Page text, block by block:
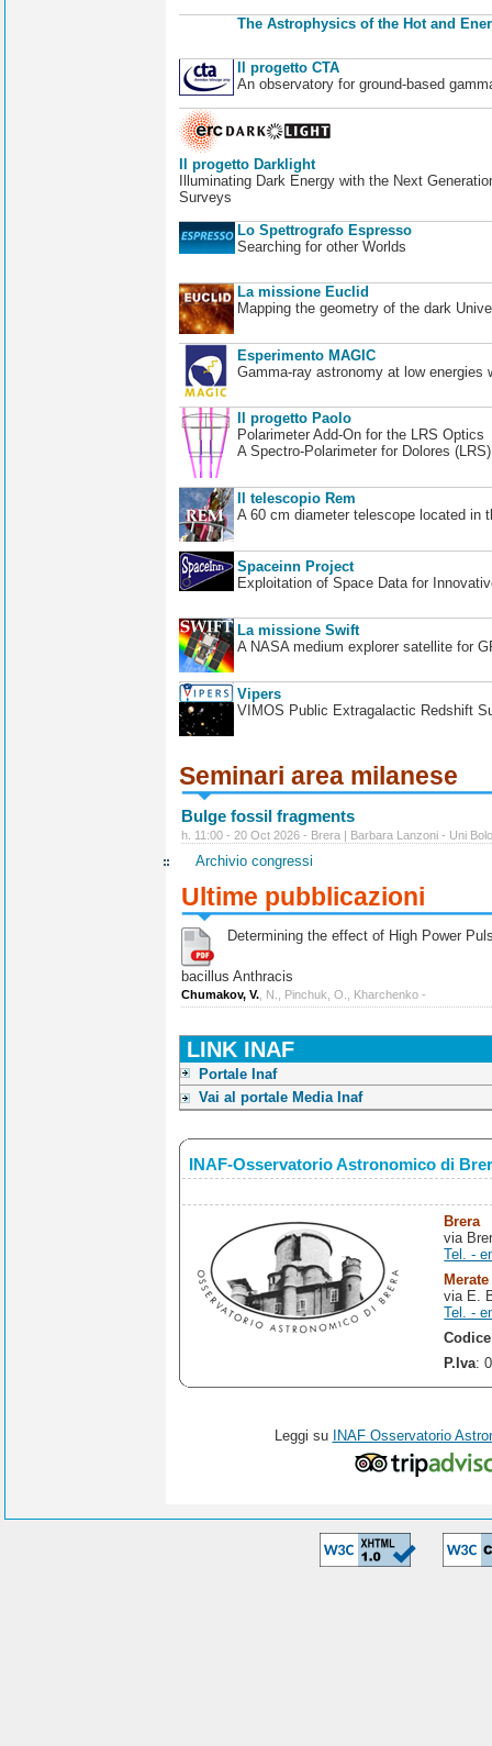
The Astrophysics of the Hot and
Il progetto CTA
An observatory for ground-based
Il progetto Darklight
Illuminating Dark Energy with the Next
Surveys
Lo Spettrografo Espresso
Searching for other Worlds
La missione Euclid
Mapping the geometry of the dark
Esperimento MAGIC
Gamma-ray astronomy at low energies
Il progetto Paolo
Polarimeter Add-On for the LRS Optics
A Spectro-Polarimeter for Dolores
Il telescopio Rem
A 60 cm diameter telescope located in
Spaceinn Project
Exploitation of Space Data for
La missione Swift
A NASA medium explorer satellite for
Vipers
VIMOS Public Extragalactic Redshift
Seminari area milanese
Bulge fossil fragments
h. 11:00 - 20 Oct 2026 - Brera | Barbara Lanzoni - Uni
Archivio congressi
Ultime pubblicazioni
Determining the effect of High Power
bacillus Anthracis
Chumakov, V. , N., Pinchuk, O., Kharchenko -
LINK INAF
Portale Inaf
Vai al portale Media Inaf
INAF-Osservatorio Astronomico di
Brera
via
Tel. -
Merate
via E.
Tel. -
P.Iva:
Leggi su INAF Osservatorio